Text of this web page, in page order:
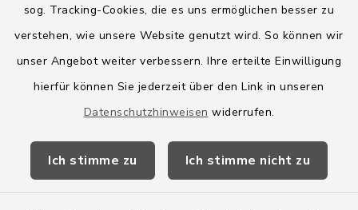
sog. Tracking-Cookies, die es uns ermöglichen besser zu
verstehen, wie unsere Website genutzt wird. So können wir
unser Angebot weiter verbessern. Ihre erteilte Einwilligung
hierfür können Sie jederzeit über den Link in unseren
Datenschutzhinweisen widerrufen.
Ich stimme zu Ich stimme nicht zu
Quicklinks
Amt Boostedt-Rickling
Amtsbroschüre
Wege-Zweckverband